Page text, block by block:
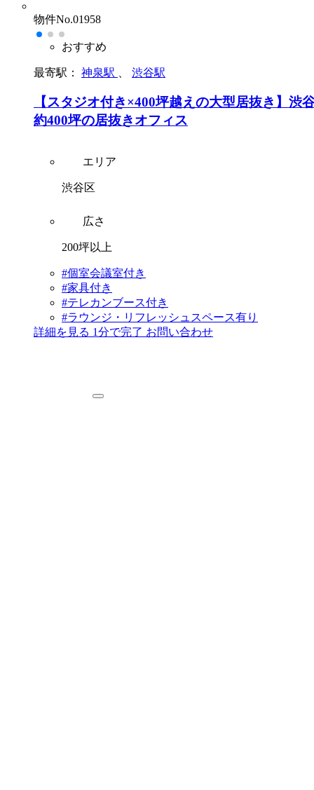
物件No.01958
おすすめ
最寄駅： 神泉駅 渋谷駅
【スタジオ付き×400坪越えの大型居抜き】渋
約400坪の居抜きオフィス
エリア
渋谷区
広さ
200坪以上
#個室会議室付き
#家具付き
#テレカンブース付き
#ラウンジ・リフレッシュスペース有り
詳細を見る 1分で完了 お問い合わせ